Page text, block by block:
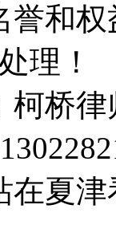
誉和
理！
柯桥
在夏